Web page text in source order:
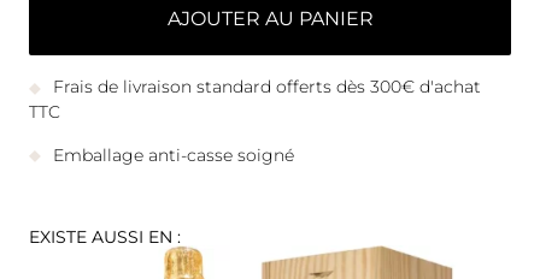
AJOUTER AU PANIER
Frais de livraison standard offerts dès 300€ d'achat
TTC
Emballage anti-casse soigné
EXISTE AUSSI EN :